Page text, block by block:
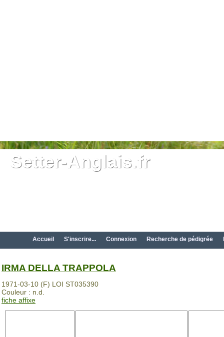
Setter-Anglais.fr
Accueil S'inscrire... Connexion Recherche de pédigrée
IRMA DELLA TRAPPOLA
1971-03-10 (F) LOI ST035390
Couleur : n.d.
fiche affixe